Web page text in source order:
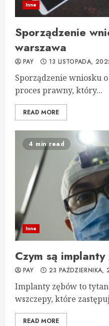
Inne
Sporządzenie
warszawa
PAY 13 LISTOPADA,
Sporządzenie wniosku
proces prawny, który...
READ MORE
4 min read
Inne
Czym są
PAY 23 PAŹDZIERNIKA,
Implanty zębów to
wszczepy, które
READ MORE